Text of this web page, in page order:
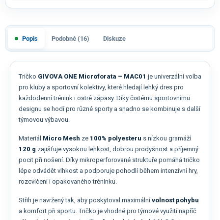
Popis Podobné (16) Diskuze
Tričko GIVOVA ONE Microforata – MAC01 je univerzální volba
pro kluby a sportovní kolektivy, které hledají lehký dres pro
každodenní trénink i ostré zápasy. Díky čistému sportovnímu
designu se hodí pro různé sporty a snadno se kombinuje s další
týmovou výbavou.
Materiál Micro Mesh ze 100% polyesteru s nízkou gramáží
120 g zajišťuje vysokou lehkost, dobrou prodyšnost a příjemný
pocit při nošení. Díky mikroperforované struktuře pomáhá tričko
lépe odvádět vlhkost a podporuje pohodlí během intenzivní hry,
rozcvičení i opakovaného tréninku.
Střih je navržený tak, aby poskytoval maximální volnost pohybu
a komfort při sportu. Tričko je vhodné pro týmové využití napříč